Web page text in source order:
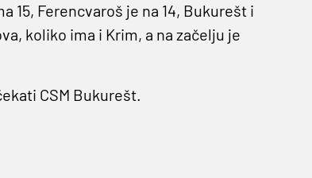
15, Ferencvaroš je na 14, Bukurešt i
koliko ima i Krim, a na začelju je
CSM Bukurešt.